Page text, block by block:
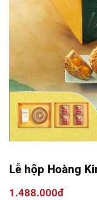
Lễ hộp Hoàng
1.488.000đ